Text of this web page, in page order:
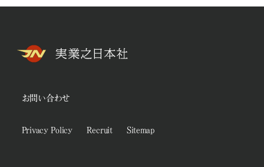
お問い合わせ
Privacy Policy Recruit Sitemap